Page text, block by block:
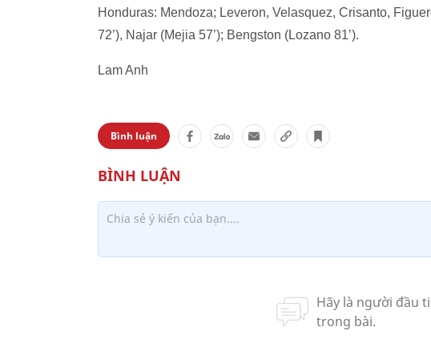
Honduras: Mendoza; Leveron, Velasquez, Crisanto,
72’), Najar (Mejia 57’); Bengston (Lozano 81’).
Lam Anh
Bình luận